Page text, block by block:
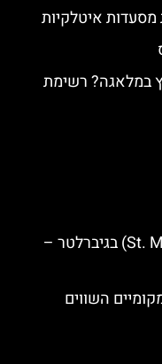
איטלקיות
במלאגה? רשימת
מערת סנט מייקל (St. Michael's Cave) בגיברלטר –
השווים